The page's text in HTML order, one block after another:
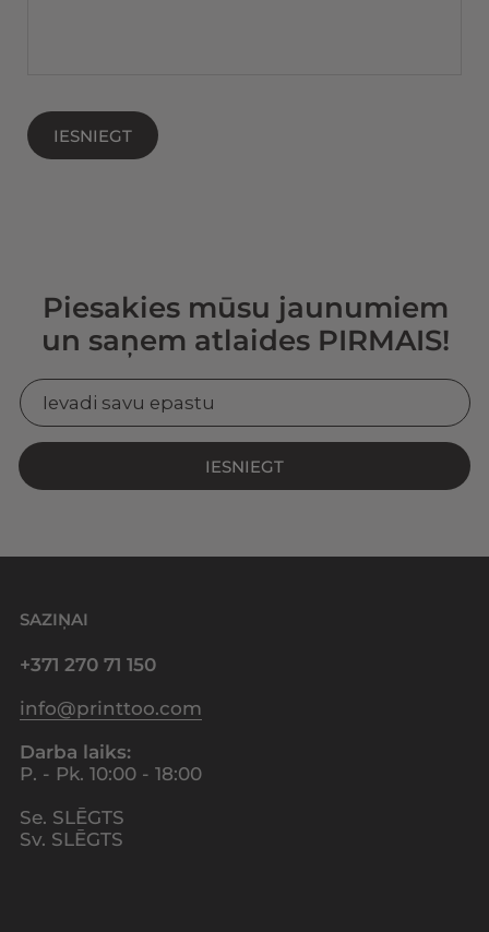
IESNIEGT
Piesakies mūsu jaunumiem
un saņem atlaides PIRMAIS!
IESNIEGT
SAZIŅAI
+371 270 71 150
info@printtoo.com
Darba laiks:
P. - Pk. 10:00 - 18:00
Se. SLĒGTS
Sv. SLĒGTS